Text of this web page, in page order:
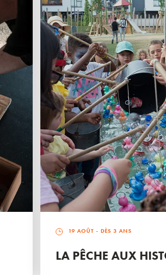
19 AOÛT - DÈS 3 ANS
LA PÊCHE AUX